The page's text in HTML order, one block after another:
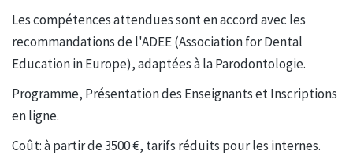
Les compétences attendues sont en accord avec les
recommandations de l'ADEE (Association for Dental
Education in Europe), adaptées à la Parodontologie.
Programme, Présentation des Enseignants et Inscriptions
en ligne.
Coût: à partir de 3500 €, tarifs réduits pour les internes.